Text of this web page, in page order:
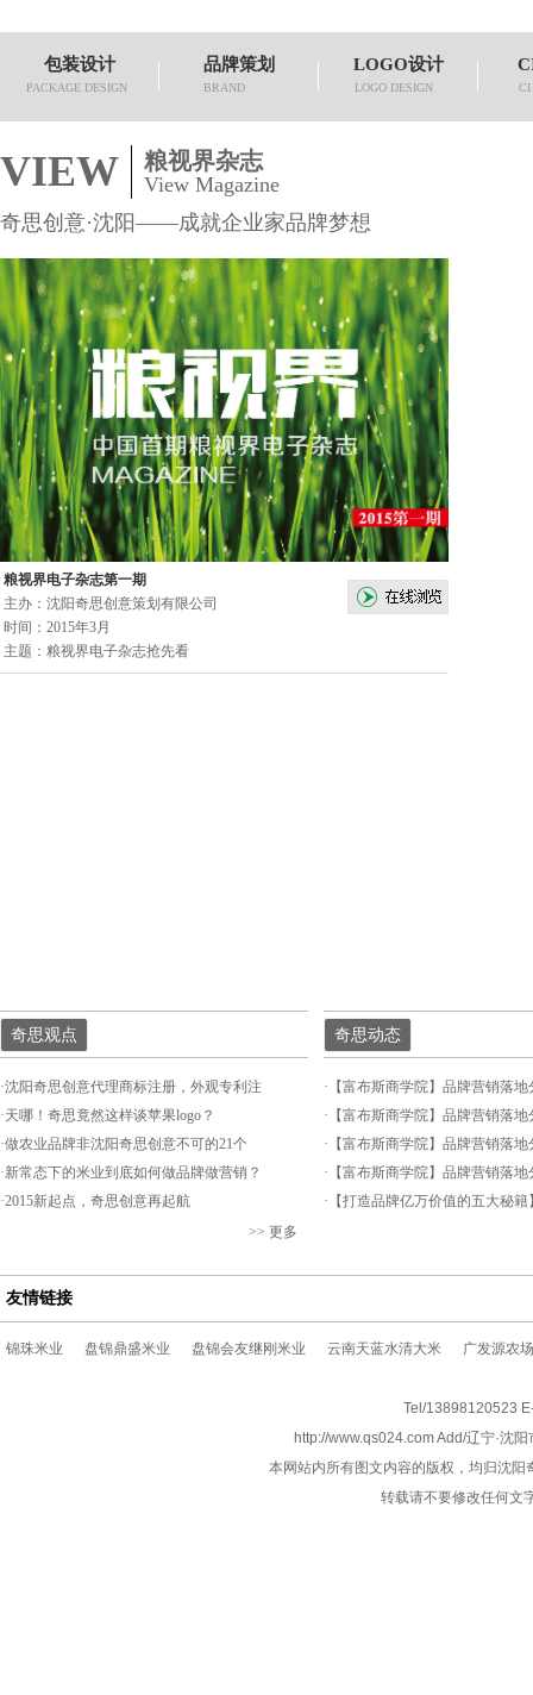
包装设计
PACKAGE DESIGN
品牌策划
BRAND
LOGO设计
LOGO DESIGN CI
VIEW 粮视界杂志
View Magazine
奇思创意·沈阳——成就企业家品牌梦想
粮视界电子杂志第一期
主办：沈阳奇思创意策划有限公司
时间：2015年3月
主题：粮视界电子杂志抢先看
奇思观点
·沈阳奇思创意代理商标注册，外观专利注
·天哪！奇思竟然这样谈苹果logo？
·做农业品牌非沈阳奇思创意不可的21个
·新常态下的米业到底如何做品牌做营销？
·2015新起点，奇思创意再起航
>> 更多
奇思动态
· 【富布斯商学院】品牌营销落
· 【富布斯商学院】品牌营销落
· 【富布斯商学院】品牌营销落
· 【富布斯商学院】品牌营销落
· 【打造品牌亿万价值的五大秘
友情链接
锦珠米业 盘锦鼎盛米业 盘锦会友继刚米业 云南天蓝水清大米 广发源农
Tel/13898120523
http://www.qs024.com Add/辽宁·沈
本网站内所有图文内容的版权，均归沈
转载请不要修改任何文